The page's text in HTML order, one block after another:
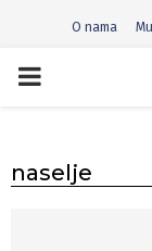
O nama
PRIMARY
naselje